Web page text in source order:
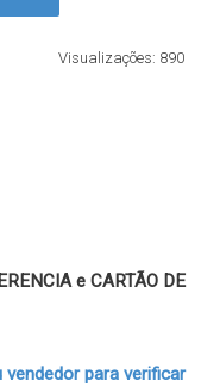
Visualizações: 890
e CARTÃO DE
vendedor para verificar